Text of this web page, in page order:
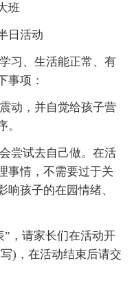
班
日活动
习、生活能正常、有
事项：
动，并自觉给孩子营
。
尝试去自己做。在活
事情，不需要过于关
孩子的在园情绪、
，请家长们在活动开
)，在活动结束后请交